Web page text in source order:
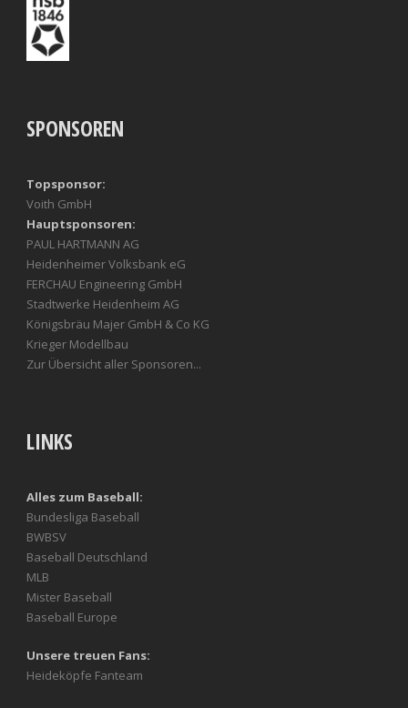
SPONSOREN
Topsponsor:
Voith GmbH
Hauptsponsoren:
PAUL HARTMANN AG
Heidenheimer Volksbank eG
FERCHAU Engineering GmbH
Stadtwerke Heidenheim AG
Königsbräu Majer GmbH & Co KG
Krieger Modellbau
Zur Übersicht aller Sponsoren...
LINKS
Alles zum Baseball:
Bundesliga Baseball
BWBSV
Baseball Deutschland
MLB
Mister Baseball
Baseball Europe
Unsere treuen Fans:
Heideköpfe Fanteam